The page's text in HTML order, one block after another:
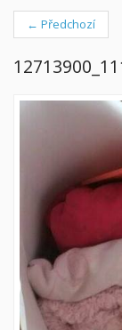
← Předchozí